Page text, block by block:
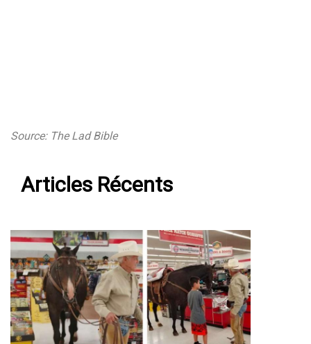
Source: The Lad Bible
Articles Récents